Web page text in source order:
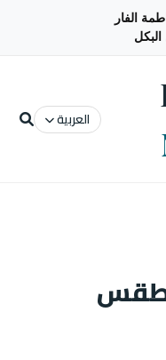
الفار
العربية